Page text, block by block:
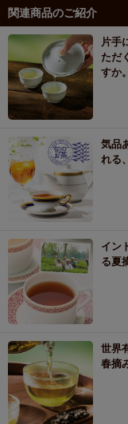
関連商品のご紹介
片手
ただ
すか。
気品
れる
イン
る夏
世界
春摘